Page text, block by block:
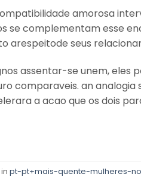
amorosa
se complementam esse
arespeitode seus
assentar-se unem,
comparaveis. an
a acao que os dois
pt-pt+mais-quente-mulheres-